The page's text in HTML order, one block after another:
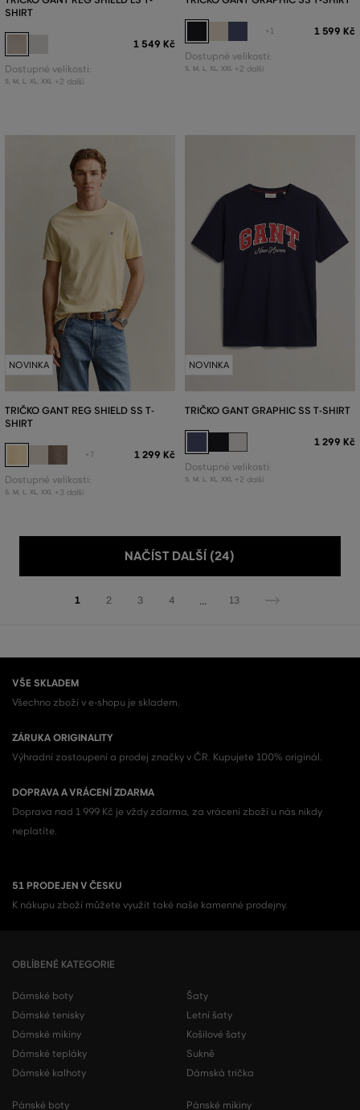
SHIRT
1 549 Kč
Dostupné velikosti:
S, M L, XL, XXL +2 další
+1 1 599 Kč
Dostupné velikosti:
S, M L, XL, XXL +2 další
NOVINKA
TRIČKO GANT REG SHIELD SS T-
SHIRT
+7 1 299 Kč
Dostupné velikosti:
S, M L, XL, XXL +3 další
NOVINKA
TRIČKO GANT GRAPHIC SS T-SHIRT
1 299 Kč
Dostupné velikosti:
S, M L, XL, XXL +2 další
NAČÍST DALŠÍ (24)
1 2 3 4 ... 13
VŠE SKLADEM
Všechno zboží v e-shopu je skladem.
ZÁRUKA ORIGINALITY
Výhradní zastoupení a prodej značky v ČR. Kupujete 100% originál.
DOPRAVA A VRÁCENÍ ZDARMA
Doprava nad 1 999 Kč je vždy zdarma, za vrácení zboží u nás nikdy
neplatíte.
51 PRODEJEN V ČESKU
K nákupu zboží můžete využít také naše kamenné prodejny.
OBLÍBENÉ KATEGORIE
Dámské boty
Dámské tenisky
Dámské mikiny
Dámské tepláky
Dámské kalhoty
Šaty
Letní šaty
Košilové šaty
Sukně
Dámská trička
Pánské boty
Pánské mikiny